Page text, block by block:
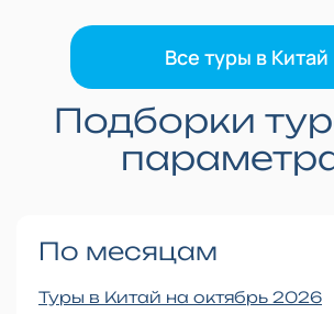
Все туры в Китай
Подборки
По месяцам
Туры в Китай на октябрь 2026